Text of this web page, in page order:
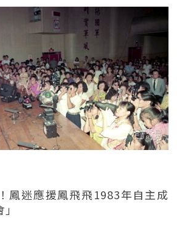
鳳迷應援鳳飛飛1983年自主成